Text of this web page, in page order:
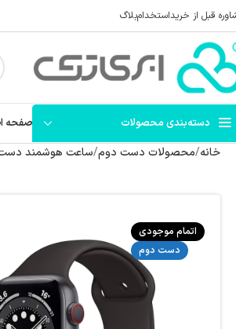
قبل از خریداستخدامبلاگ
دسته‌بندی محصولات صفحه
خانه محصولات دست دوم ساعت هوشمند
اتمام موجودی
دست دوم